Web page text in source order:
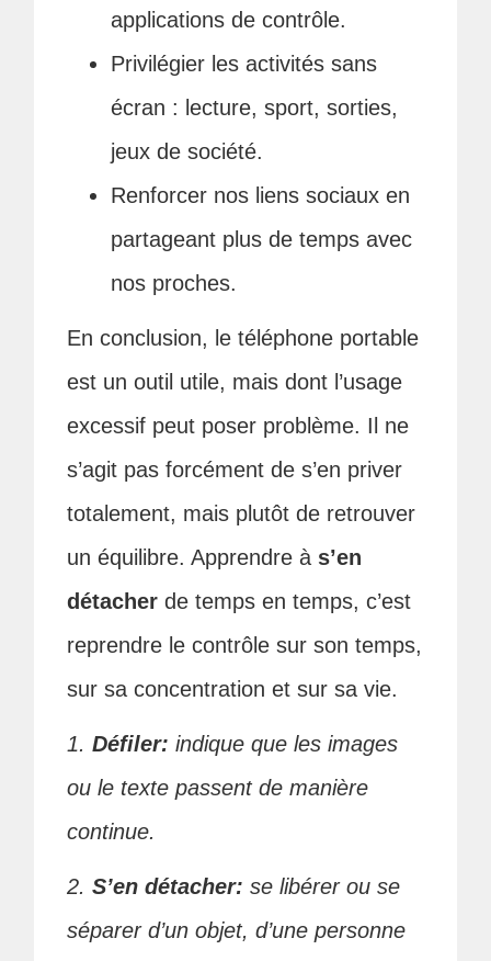
applications de contrôle.
Privilégier les activités sans
écran : lecture, sport, sorties,
jeux de société.
Renforcer nos liens sociaux en
partageant plus de temps avec
nos proches.
En conclusion, le téléphone portable
est un outil utile, mais dont l’usage
excessif peut poser problème. Il ne
s’agit pas forcément de s’en priver
totalement, mais plutôt de retrouver
un équilibre. Apprendre à s’en
détacher de temps en temps, c’est
reprendre le contrôle sur son temps,
sur sa concentration et sur sa vie.
1.Défiler:indique que les images
ou le texte passent de manière
continue.
2.S’en détacher: se libérer ou se
séparer d’un objet, d’une personne